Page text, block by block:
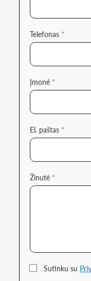
Telefonas *
Įmonė *
El. paštas *
Žinutė *
Sutinku su